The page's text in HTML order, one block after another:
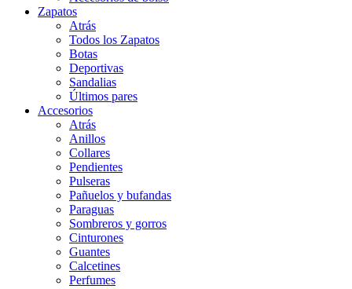
Zapatos
Atrás
Todos los Zapatos
Botas
Deportivas
Sandalias
Últimos pares
Accesorios
Atrás
Anillos
Collares
Pendientes
Pulseras
Pañuelos y bufandas
Paraguas
Sombreros y gorros
Cinturones
Guantes
Calcetines
Perfumes